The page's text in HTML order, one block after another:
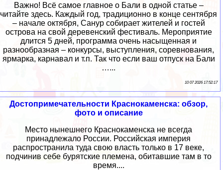
Важно! Всё самое главное о Бали в одной статье –
читайте здесь. Каждый год, традиционно в конце сентября
– начале октября, Санур собирает жителей и гостей
острова на свой деревенский фестиваль. Мероприятие
длится 5 дней, программа очень насыщенная и
разнообразная – конкурсы, выступления, соревнования,
ярмарка, карнавал и т.п. Так что если ваш отпуск на Бали
…...
10 07 2026 17:52:17
Достопримечательности Краснокаменска: обзор,
фото и описание
Место нынешнего Краснокаменска не всегда
принадлежало России. Российская империя
распространила туда свою власть только в 17 веке,
подчинив себе бурятские племена, обитавшие там в то
время....